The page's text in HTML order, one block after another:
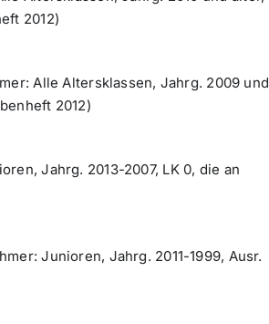
2012)
Alle Altersklassen, Jahrg. 2009 und
2012)
Jahrg. 2013-2007, LK 0, die an
Junioren, Jahrg. 2011-1999, Ausr.